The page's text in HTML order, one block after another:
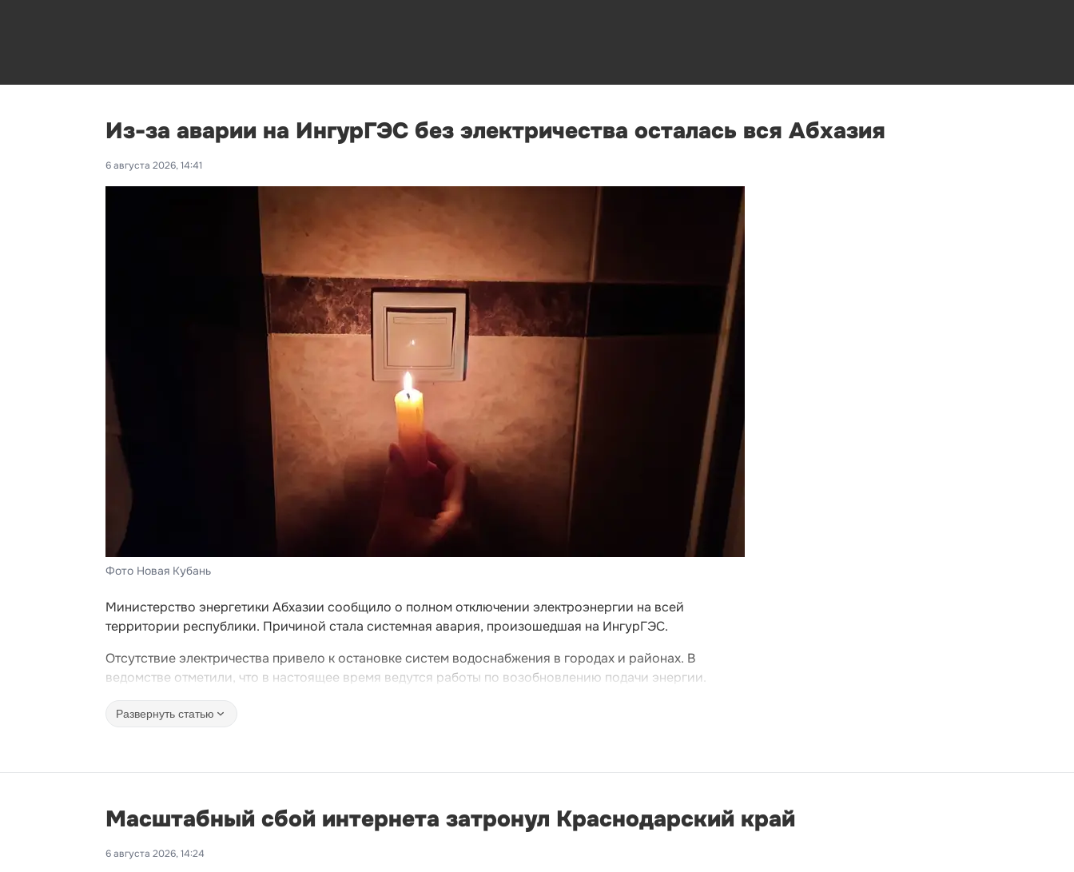
Из-за аварии на ИнгурГЭС без электричества осталась вся Абхазия
6 августа 2026, 14:41
Фото Новая Кубань
Министерство энергетики Абхазии сообщило о полном отключении электроэнергии на всей
территории республики. Причиной стала системная авария, произошедшая на ИнгурГЭС.
Отсутствие электричества привело к остановке систем водоснабжения в городах и районах. В
ведомстве отметили, что в настоящее время ведутся работы по возобновлению подачи энергии.
Развернуть статью
Масштабный сбой интернета затронул Краснодарский край
6 августа 2026, 14:24